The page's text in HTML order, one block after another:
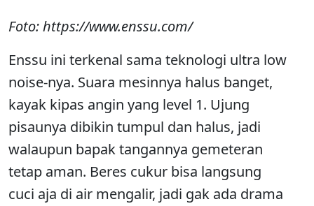
Foto: https://www.enssu.com/
Enssu ini terkenal sama teknologi ultra low
noise-nya. Suara mesinnya halus banget,
kayak kipas angin yang level 1. Ujung
pisaunya dibikin tumpul dan halus, jadi
walaupun bapak tangannya gemeteran
tetap aman. Beres cukur bisa langsung
cuci aja di air mengalir, jadi gak ada drama